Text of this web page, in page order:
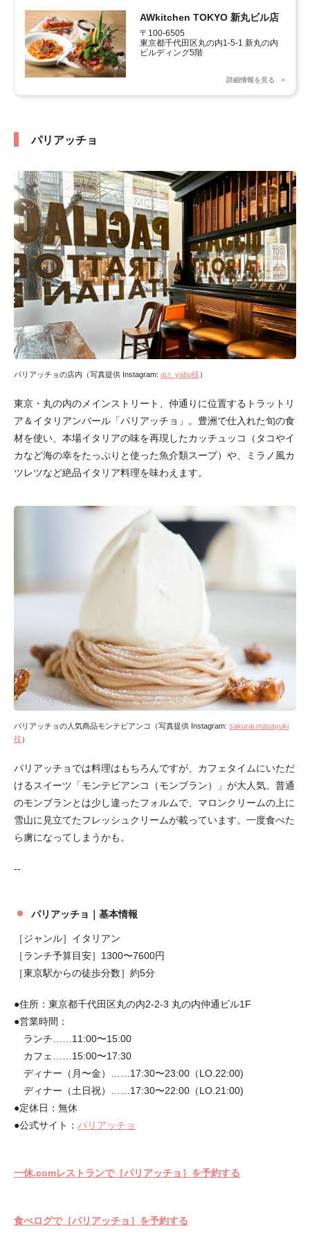
AWkitchen TOKYO 新丸ビル店
〒100-6505
東京都千代田区丸の内1-5-1 新丸の内
ビルディング5階
詳細情報を見る
パリアッチョ
パリアッチョの店内（写真提供 Instagram: ai.r_yabu様 ）
東京・丸の内のメインストリート、仲通りに位置するトラットリ
ア＆イタリアンバール「パリアッチョ」。豊洲で仕入れた旬の食
材を使い、本場イタリアの味を再現したカッチュッコ（タコやイ
カなど海の幸をたっぷりと使った魚介類スープ）や、ミラノ風カ
ツレツなど絶品イタリア料理を味わえます。
パリアッチョの人気商品モンテビアンコ（写真提供 Instagram: sakurai.masayuki
様 ）
パリアッチョでは料理はもちろんですが、カフェタイムにいただ
けるスイーツ「モンテビアンコ（モンブラン）」が大人気。普通
のモンブランとは少し違ったフォルムで、マロンクリームの上に
雪山に見立てたフレッシュクリームが載っています。一度食べた
ら虜になってしまうかも。
--
パリアッチョ｜基本情報
［ジャンル］イタリアン
［ランチ予算目安］1300〜7600円
［東京駅からの徒歩分数］約5分
●住所：東京都千代田区丸の内2-2-3 丸の内仲通ビル1F
●営業時間：
ランチ……11:00〜15:00
カフェ……15:00〜17:30
ディナー（月〜金）……17:30〜23:00（LO.22:00)
ディナー（土日祝）……17:30〜22:00（LO.21:00)
●定休日：無休
●公式サイト： パリアッチョ
一休.comレストランで［パリアッチョ］を予約する
食べログで［パリアッチョ］を予約する